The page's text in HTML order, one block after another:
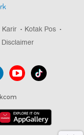
Karir
Kotak Pos
Disclaimer